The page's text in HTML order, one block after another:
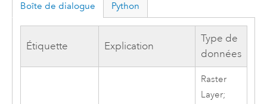
Boîte de dialogue Python
Étiquette Explication
Type de
données
Raster
Layer;